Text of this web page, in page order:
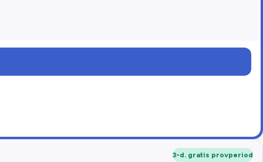
3-d. gratis provperiod